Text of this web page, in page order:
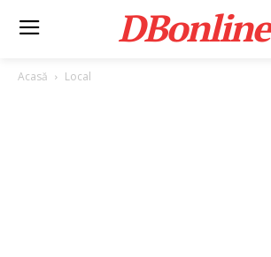
DBonline
Acasă Local